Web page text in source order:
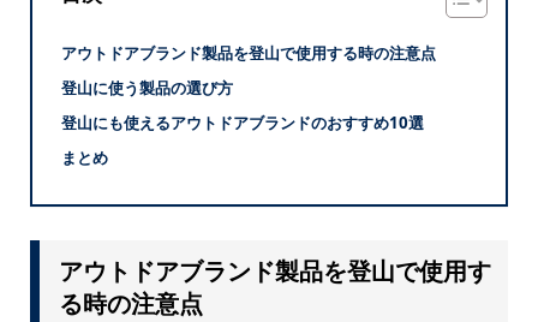
アウトドアブランド製品を登山で使用する時の注意点
登山に使う製品の選び方
登山にも使えるアウトドアブランドのおすすめ10選
まとめ
アウトドアブランド製品を登山で使用す
る時の注意点